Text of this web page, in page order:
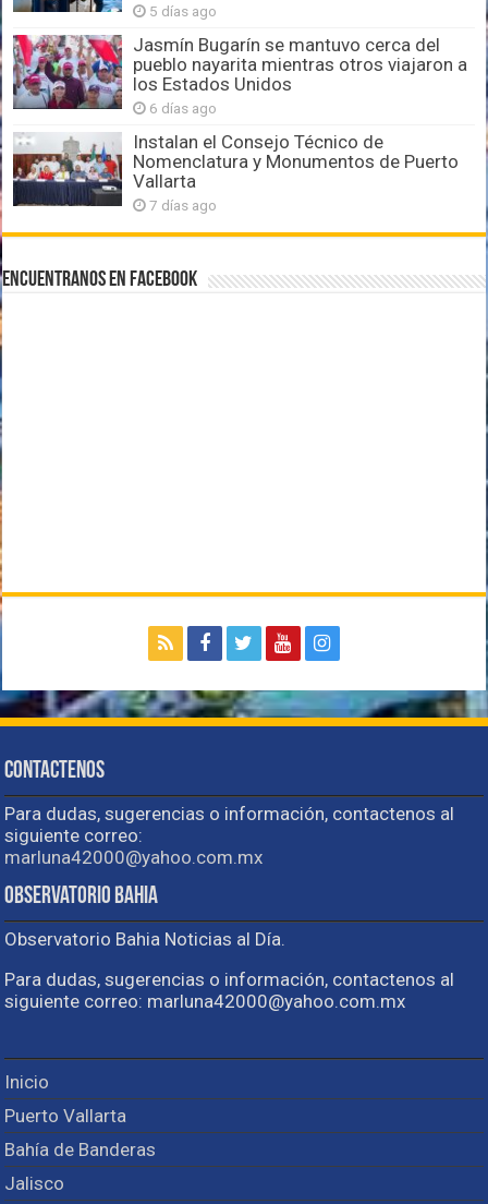
5 días ago
Jasmín Bugarín se mantuvo cerca del
pueblo nayarita mientras otros viajaron a
los Estados Unidos
6 días ago
Instalan el Consejo Técnico de
Nomenclatura y Monumentos de Puerto
Vallarta
7 días ago
Encuentranos en Facebook
Contactenos
Para dudas, sugerencias o información, contactenos al
siguiente correo:
marluna42000@yahoo.com.mx
Observatorio Bahia
Observatorio Bahia Noticias al Día.
Para dudas, sugerencias o información, contactenos al
siguiente correo: marluna42000@yahoo.com.mx
Inicio
Puerto Vallarta
Bahía de Banderas
Jalisco